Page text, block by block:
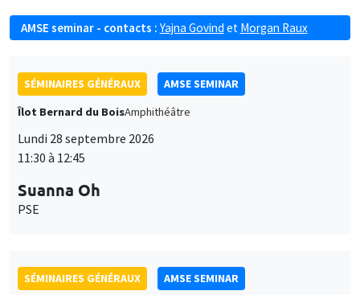
AMSE seminar - contacts : Yajna Govind et Morgan Raux
SÉMINAIRES GÉNÉRAUX
AMSE SEMINAR
Îlot Bernard du BoisAmphithéâtre
Lundi 28 septembre 2026
11:30 à 12:45
Suanna Oh
PSE
SÉMINAIRES GÉNÉRAUX
AMSE SEMINAR